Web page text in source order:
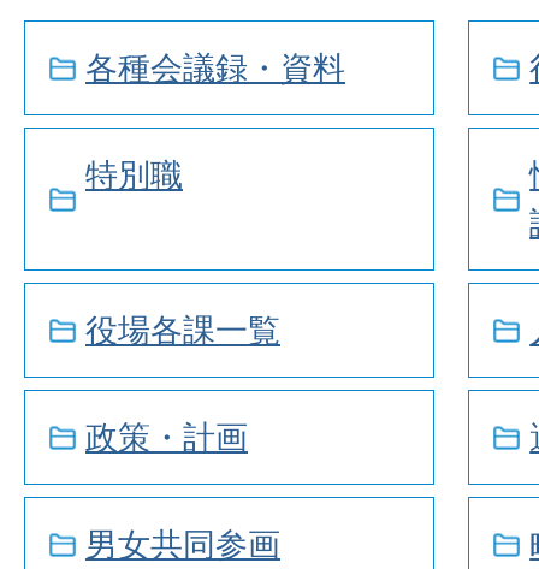
各種会議録・資料
特別職
役場各課一覧
政策・計画
男女共同参画